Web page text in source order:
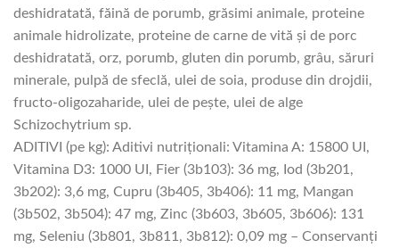
deshidratată, făină de porumb, grăsimi animale, proteine
animale hidrolizate, proteine de carne de vită şi de porc
deshidratată, orz, porumb, gluten din porumb, grâu, săruri
minerale, pulpă de sfeclă, ulei de soia, produse din drojdii,
fructo-oligozaharide, ulei de peşte, ulei de alge
Schizochytrium sp.
ADITIVI (pe kg): Aditivi nutriţionali: Vitamina A: 15800 UI,
Vitamina D3: 1000 UI, Fier (3b103): 36 mg, Iod (3b201,
3b202): 3,6 mg, Cupru (3b405, 3b406): 11 mg, Mangan
(3b502, 3b504): 47 mg, Zinc (3b603, 3b605, 3b606): 131
mg, Seleniu (3b801, 3b811, 3b812): 0,09 mg – Conservanţi